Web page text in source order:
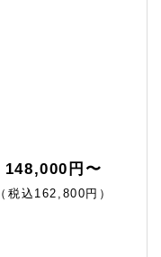
148,000円〜
（税込162,800円）